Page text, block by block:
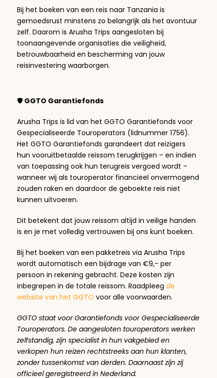
Bij het boeken van een reis naar Tanzania is
gemoedsrust minstens zo belangrijk als het avontuur
zelf. Daarom is Arusha Trips aangesloten bij
toonaangevende organisaties die veiligheid,
betrouwbaarheid en bescherming van jouw
reisinvestering waarborgen.
🛡️ GGTO Garantiefonds
Arusha Trips is lid van het GGTO Garantiefonds voor
Gespecialiseerde Touroperators (lidnummer 1756).
Het GGTO Garantiefonds garandeert dat reizigers
hun vooruitbetaalde reissom terugkrijgen – en indien
van toepassing ook hun terugreis vergoed wordt –
wanneer wij als touroperator financieel onvermogend
zouden raken en daardoor de geboekte reis niet
kunnen uitvoeren.
Dit betekent dat jouw reissom altijd in veilige handen
is en je met volledig vertrouwen bij ons kunt boeken.
Bij het boeken van een pakketreis via Arusha Trips
wordt automatisch een bijdrage van €9,- per
persoon in rekening gebracht. Deze kosten zijn
inbegrepen in de totale reissom. Raadpleeg de
website van het GGTO voor alle voorwaarden.
GGTO staat voor Garantiefonds voor Gespecialiseerde
Touroperators. De aangesloten touroperators werken
zelfstandig, zijn specialist in hun vakgebied en
verkopen hun reizen rechtstreeks aan hun klanten,
zonder tussenkomst van derden. Daarnaast zijn zij
officieel geregistreerd in Nederland.